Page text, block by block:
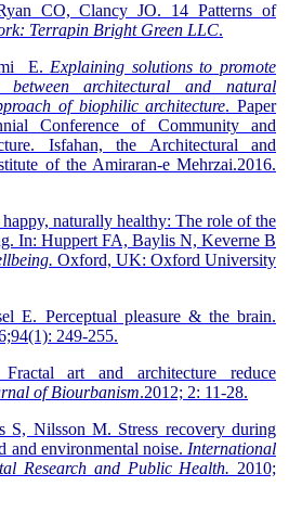
CO, Clancy JO. 14 Patterns of
Terrapin Bright Green LLC.
E. Explaining solutions to promote
between architectural and natural
of biophilic architecture. Paper
Conference of Community and
Isfahan, the Architectural and
of the Amiraran-e Mehrzai.2016.
naturally healthy: The role of the
In: Huppert FA, Baylis N, Keverne B
Oxford, UK: Oxford University
E. Perceptual pleasure & the brain.
249-255.
art and architecture reduce
of Biourbanism.2012; 2: 11-28.
S, Nilsson M. Stress recovery during
and environmental noise. International
Research and Public Health. 2010;